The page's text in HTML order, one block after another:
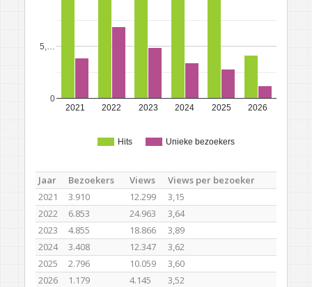
Hits Unieke bezoekers
2021 2022 2023 2024 2025 2026
0
5,…
Jaar Bezoekers Views
Views per bezoeker
2021
3.910 12.299
3,15
2022
6.853 24.963
3,64
2023
4.855 18.866
3,89
2024
3.408 12.347
3,62
2025
2.796 10.059
3,60
2026
1.179 4.145 3,52